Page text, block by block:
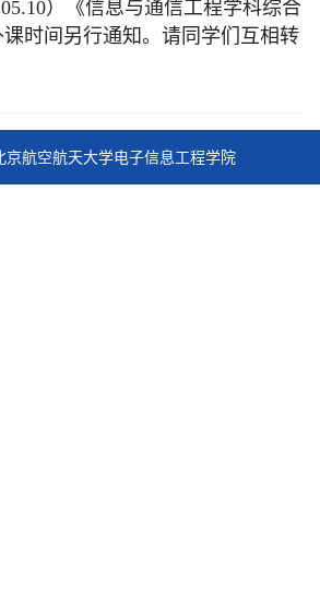
）《信息与通信工程学科综合
时间另行通知。请同学们互相转
京航空航天大学电子信息工程学院